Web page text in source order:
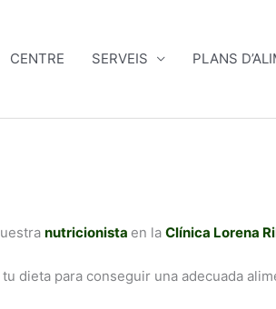
CENTRE SERVEIS PLANS
nutricionista en la Clínica Lorena
dieta para conseguir una adecuada